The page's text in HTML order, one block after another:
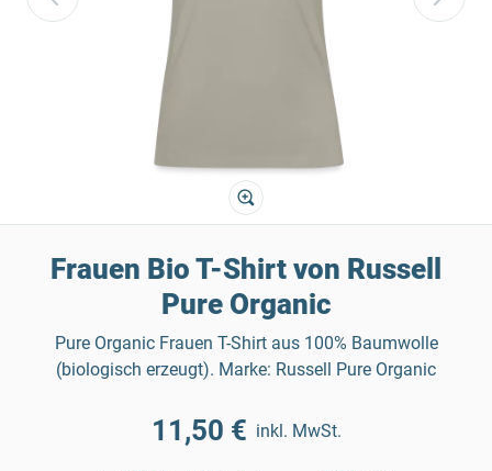
Frauen Bio T-Shirt von Russell
Pure Organic
Pure Organic Frauen T-Shirt aus 100% Baumwolle
(biologisch erzeugt). Marke: Russell Pure Organic
11,50 € inkl. MwSt.